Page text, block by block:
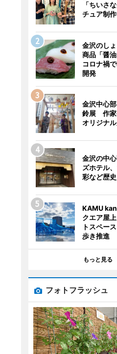
「ちいさ
チュア制
金沢のし
商品「醤
コロナ禍
開発
金沢中心
鈴展 作家
オリジナ
金沢の中
ズホテル
彩など歴
KAMU
クエア屋
トスペー
歩き推進
もっと見る
フォトフラッシュ